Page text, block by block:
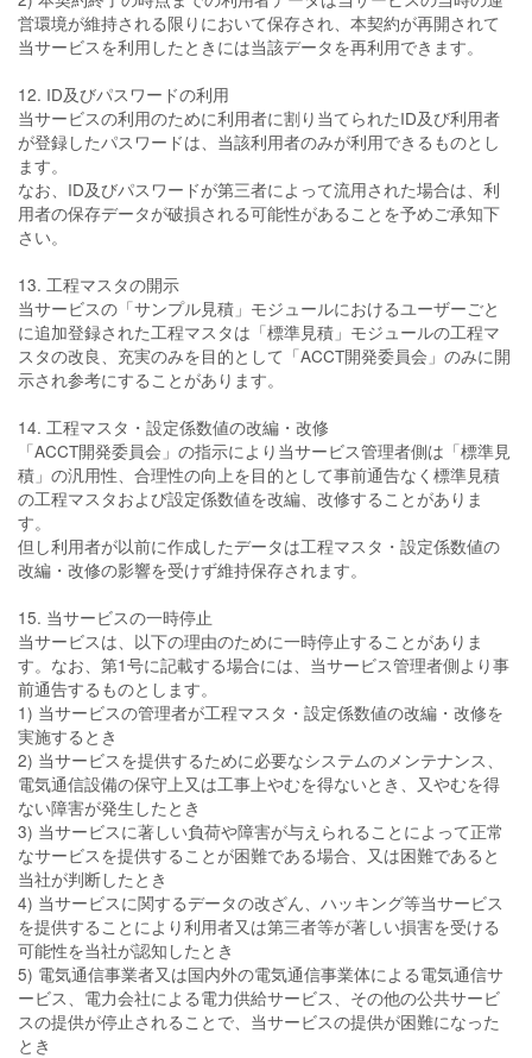
営環境が維持される限りにおいて保存され、本契約が再開されて
当サービスを利用したときには当該データを再利用できます。
12. ID及びパスワードの利用
当サービスの利用のために利用者に割り当てられたID及び利用者
が登録したパスワードは、当該利用者のみが利用できるものとし
ます。
なお、ID及びパスワードが第三者によって流用された場合は、利
用者の保存データが破損される可能性があることを予めご承知下
さい。
13. 工程マスタの開示
当サービスの「サンプル見積」モジュールにおけるユーザーごと
に追加登録された工程マスタは「標準見積」モジュールの工程マ
スタの改良、充実のみを目的として「ACCT開発委員会」のみに開
示され参考にすることがあります。
14. 工程マスタ・設定係数値の改編・改修
「ACCT開発委員会」の指示により当サービス管理者側は「標準見
積」の汎用性、合理性の向上を目的として事前通告なく標準見積
の工程マスタおよび設定係数値を改編、改修することがありま
す。
但し利用者が以前に作成したデータは工程マスタ・設定係数値の
改編・改修の影響を受けず維持保存されます。
15. 当サービスの一時停止
当サービスは、以下の理由のために一時停止することがありま
す。なお、第1号に記載する場合には、当サービス管理者側より事
前通告するものとします。
1) 当サービスの管理者が工程マスタ・設定係数値の改編・改修を
実施するとき
2) 当サービスを提供するために必要なシステムのメンテナンス、
電気通信設備の保守上又は工事上やむを得ないとき、又やむを得
ない障害が発生したとき
3) 当サービスに著しい負荷や障害が与えられることによって正常
なサービスを提供することが困難である場合、又は困難であると
当社が判断したとき
4) 当サービスに関するデータの改ざん、ハッキング等当サービス
を提供することにより利用者又は第三者等が著しい損害を受ける
可能性を当社が認知したとき
5) 電気通信事業者又は国内外の電気通信事業体による電気通信サ
ービス、電力会社による電力供給サービス、その他の公共サービ
スの提供が停止されることで、当サービスの提供が困難になった
とき